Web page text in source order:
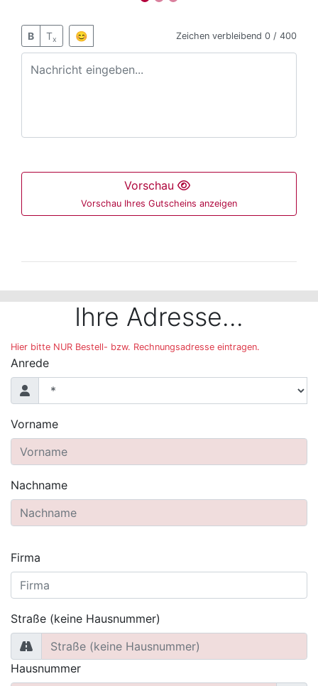
B Tx 😊 Zeichen verbleibend 0 / 400
Vorschau
Vorschau Ihres Gutscheins anzeigen
Der folgende Bereich ist nur mit der Maus
Ihre Adresse...
Hier bitte NUR Bestell- bzw. Rechnungsadresse eintragen.
Anrede
Vorname
Nachname
Firma
Straße (keine Hausnummer)
Hausnummer